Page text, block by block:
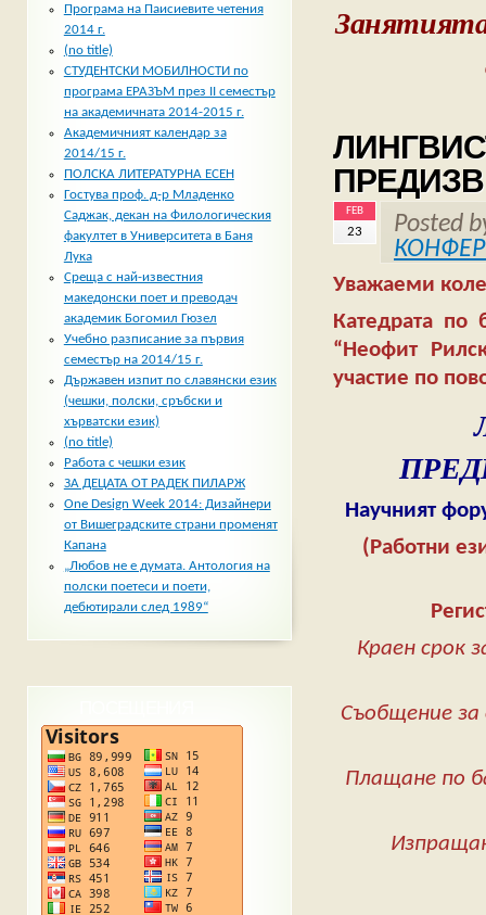
FEB
23
Posted
Уважаеми
Катедрата по
“Неофит
участие по
Научният
(Работни
Краен срок
Програма на Паисиевите четения
2014 г.
(no title)
СТУДЕНТСКИ МОБИЛНОСТИ по
програма ЕРАЗЪМ през II семестър
на академичната 2014-2015 г.
Академичният календар за
2014/15 г.
ПОЛСКА ЛИТЕРАТУРНА ЕСЕН
Гостува проф. д-р Младенко
Саджак, декан на Филологическия
факултет в Университета в Баня
Лука
Среща с най-известния
македонски поет и преводач
академик Богомил Гюзел
Учебно разписание за първия
семестър на 2014/15 г.
Държавен изпит по славянски език
(чешки, полски, сръбски и
хърватски език)
(no title)
Работа с чешки език
ЗА ДЕЦАТА ОТ РАДЕК ПИЛАРЖ
One Design Week 2014: Дизайнери
от Вишеградските страни променят
Капана
„Любов не е думата. Антология на
полски поетеси и поети,
дебютирали след 1989“